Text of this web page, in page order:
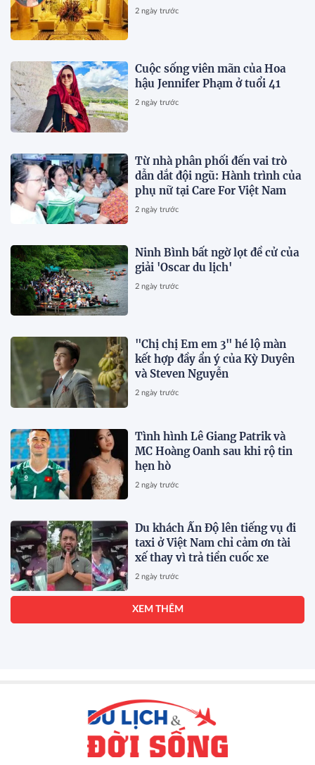
2 ngày trước
Cuộc sống viên mãn của Hoa
hậu Jennifer Phạm ở tuổi 41
2 ngày trước
Từ nhà phân phối đến vai trò
dẫn dắt đội ngũ: Hành trình của
phụ nữ tại Care For Việt Nam
2 ngày trước
Ninh Bình bất ngờ lọt đề cử của
giải 'Oscar du lịch'
2 ngày trước
"Chị chị Em em 3" hé lộ màn
kết hợp đầy ẩn ý của Kỳ Duyên
và Steven Nguyễn
2 ngày trước
Tình hình Lê Giang Patrik và
MC Hoàng Oanh sau khi rộ tin
hẹn hò
2 ngày trước
Du khách Ấn Độ lên tiếng vụ đi
taxi ở Việt Nam chỉ cảm ơn tài
xế thay vì trả tiền cuốc xe
2 ngày trước
Nucleus Software và FPT Ra
Mắt FinnOne Neo® 9.0 và
FinnAxia® 9.0 tại Sự Kiện
Nucleus Synapse Lần Đầu Tiên